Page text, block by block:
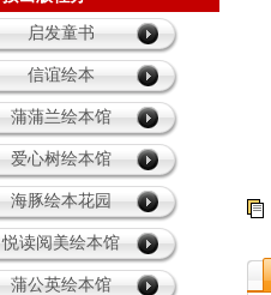
童年乐园
启发童书
信谊绘本
蒲蒲兰绘本馆
爱心树绘本馆
海豚绘本花园
悦读阅美绘本馆
蒲公英绘本馆